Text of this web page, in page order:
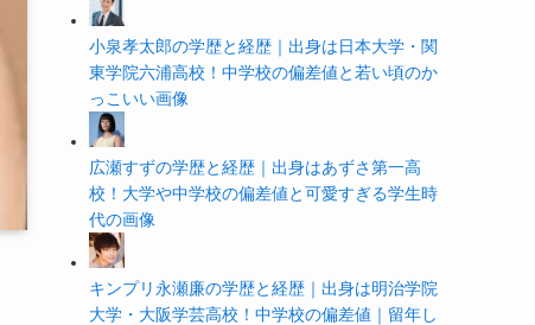
小泉孝太郎の学歴と経歴｜出身は日本大学・関
東学院六浦高校！中学校の偏差値と若い頃のか
っこいい画像
広瀬すずの学歴と経歴｜出身はあずさ第一高
校！大学や中学校の偏差値と可愛すぎる学生時
代の画像
キンプリ永瀬廉の学歴と経歴｜出身は明治学院
大学・大阪学芸高校！中学校の偏差値｜留年し